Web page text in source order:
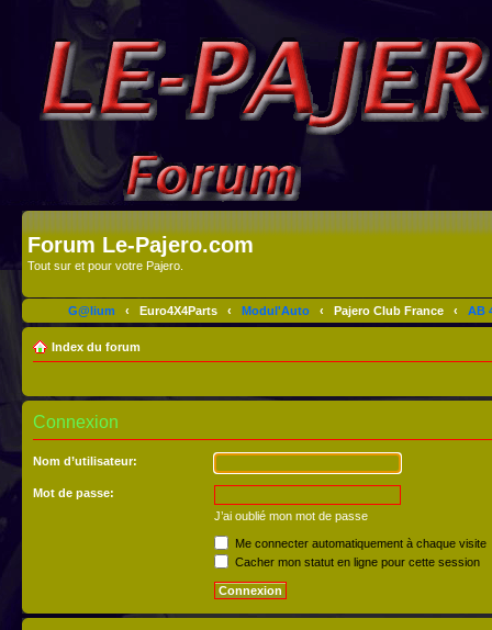
Forum Le-Pajero.com
Tout sur et pour votre Pajero.
G@lium ‹ Euro4X4Parts ‹ Modul'Auto ‹ Pajero Club France ‹ AB
Index du forum
Connexion
Nom d’utilisateur:
Mot de passe:
J’ai oublié mon mot de passe
Me connecter automatiquement à chaque visite
Cacher mon statut en ligne pour cette session